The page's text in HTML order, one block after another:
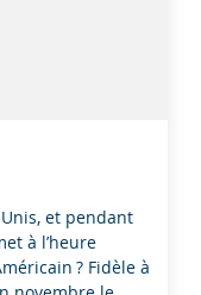
et pendant
à l’heure
? Fidèle à